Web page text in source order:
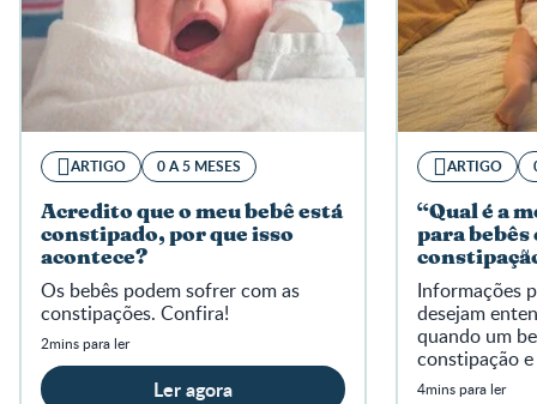
ARTIGO 0 A 5 MESES
Acredito que o meu bebê está
constipado, por que isso
acontece?
Os bebês podem sofrer com as
constipações. Confira!
2mins para ler
Ler agora
ARTIGO
“Qual é a
para bebês
frequente
Informações
desejam
quando um
constipação
orientação
4mins para ler